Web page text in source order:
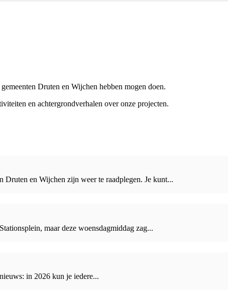
Druten en Wijchen hebben mogen doen.
en achtergrondverhalen over onze projecten.
en Wijchen zijn weer te raadplegen. Je kunt...
maar deze woensdagmiddag zag...
in 2026 kun je iedere...